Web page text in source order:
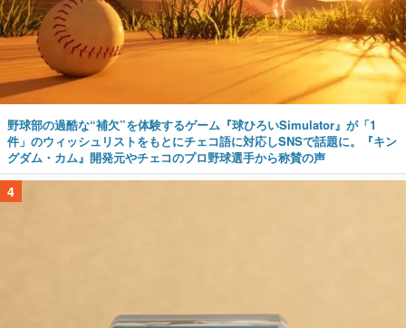
野球部の過酷な“補欠”を体験するゲーム『球ひろいSimulator』が「1
件」のウィッシュリストをもとにチェコ語に対応しSNSで話題に。『キン
グダム・カム』開発元やチェコのプロ野球選手から称賛の声
4